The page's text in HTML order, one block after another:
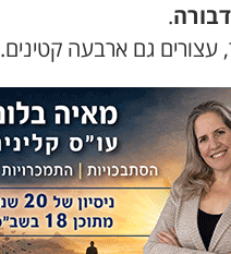
.
עצורים גם ארבעה קטינים.